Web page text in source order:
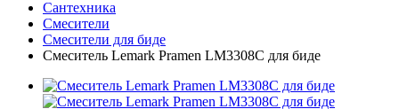
Сантехника
Смесители
Смесители для биде
Смеситель Lemark Pramen LM3308C для биде